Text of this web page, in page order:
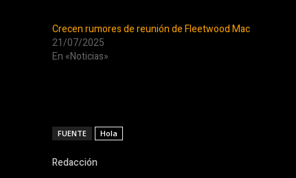
Crecen rumores de reunión de Fleetwood Mac
21/07/2025
En «Noticias»
FUENTE Hola
Redacción